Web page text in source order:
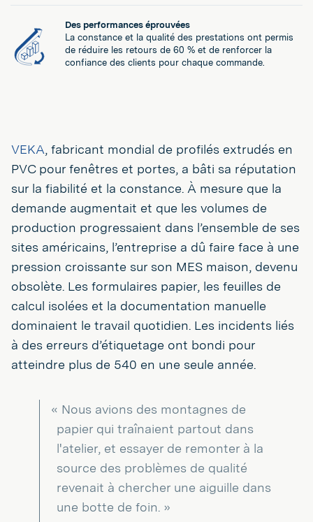
Des performances éprouvées
La constance et la qualité des prestations ont permis
de réduire les retours de 60 % et de renforcer la
confiance des clients pour chaque commande.
VEKA, fabricant mondial de profilés extrudés en
PVC pour fenêtres et portes, a bâti sa réputation
sur la fiabilité et la constance. À mesure que la
demande augmentait et que les volumes de
production progressaient dans l’ensemble de ses
sites américains, l’entreprise a dû faire face à une
pression croissante sur son MES maison, devenu
obsolète. Les formulaires papier, les feuilles de
calcul isolées et la documentation manuelle
dominaient le travail quotidien. Les incidents liés
à des erreurs d’étiquetage ont bondi pour
atteindre plus de 540 en une seule année.
« Nous avions des montagnes de
papier qui traînaient partout dans
l'atelier, et essayer de remonter à la
source des problèmes de qualité
revenait à chercher une aiguille dans
une botte de foin. »